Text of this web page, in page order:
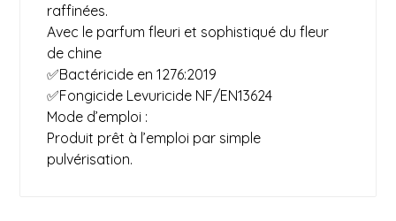
raffinées.
Avec le parfum fleuri et sophistiqué du fleur
de chine
✅Bactéricide en 1276:2019
✅Fongicide Levuricide NF/EN13624
Mode d’emploi :
Produit prêt à l’emploi par simple
pulvérisation.